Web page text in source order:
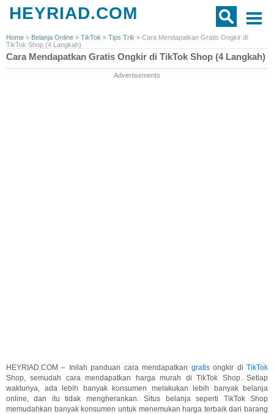
HEYRIAD.COM
Home » Belanja Online » TikTok » Tips Trik » Cara Mendapatkan Gratis Ongkir di
TikTok Shop (4 Langkah)
Cara Mendapatkan Gratis Ongkir di TikTok Shop (4 Langkah)
Advertisements
HEYRIAD.COM – Inilah panduan cara mendapatkan gratisongkir diTikTok
Shop, semudah cara mendapatkan harga murah di TikTok Shop. Setiap
waktunya, ada lebih banyak konsumen melakukan lebih banyak belanja
online, dan itu tidak mengherankan. Situs belanja seperti TikTok Shop
memudahkan banyak konsumen untuk menemukan harga terbaik dari barang